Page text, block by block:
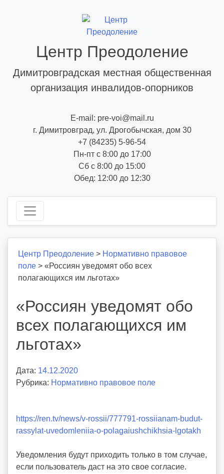
Центр Преодоление
Димитровградская местная общественная
организация инвалидов-опорников
E-mail: pre-voi@mail.ru
г. Димитровград, ул. Дрогобычская, дом 30
+7 (84235) 5-96-54
Пн-пт с 8:00 до 17:00
Сб с 8:00 до 15:00
Обед: 12:00 до 12:30
Центр Преодоление > Нормативно правовое
поле > «Россиян уведомят обо всех
полагающихся им льготах»
«Россиян уведомят обо
всех полагающихся им
льготах»
Дата: 14.12.2020
в
р
:
o
i
Рубрика: Нормативно правовое поле
https://ren.tv/news/v-rossii/777791-rossiianam-budut-
rassylat-uvedomleniia-o-polagaiushchikhsia-lgotakh
Уведомления будут приходить только в том случае,
если пользователь даст на это свое согласие.